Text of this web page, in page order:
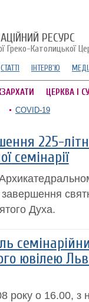
РЕСУРС
Греко-Католицької
СТАТТІ ІНТЕРВ'Ю
ЦЕРКВА І
COVID-19
225-
семінарії
Духа.
ювілею
року о 16.00, з